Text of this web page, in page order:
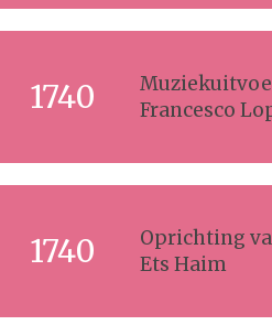
1740
Francesco
1740
Oprichting
Ets Haim